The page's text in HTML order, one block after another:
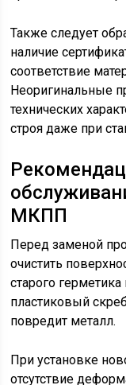
Также следует
наличие
соответствие
Неоригинальные
технических
строя даже при
МКПП
Перед заменой
очистить
старого
пластиковый
повредит металл.
При установке
отсутствие